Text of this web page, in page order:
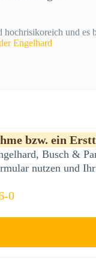
hochrisikoreich und es
Engelhard
bzw. ein
Busch &
nutzen und
0